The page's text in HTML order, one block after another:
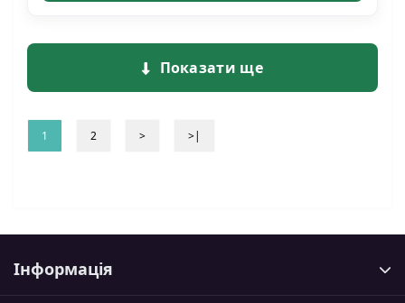
Показати ще
1 2 > >|
Інформація